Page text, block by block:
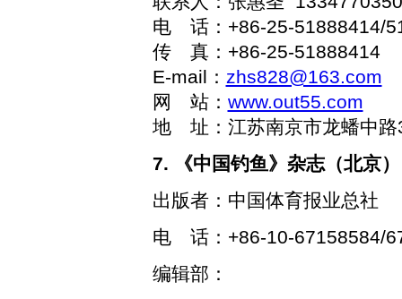
电 话： +86-25-51888414/
传 真： +86-25-51888414
E-mail ： zhs828@163.com
网 站： www.out55.com
地 址：江苏南京市龙蟠中路
7.
《中国钓鱼》杂志（北京）
出版者：中国体育报业总社
电 话： +86-10-67158584/
编辑部：